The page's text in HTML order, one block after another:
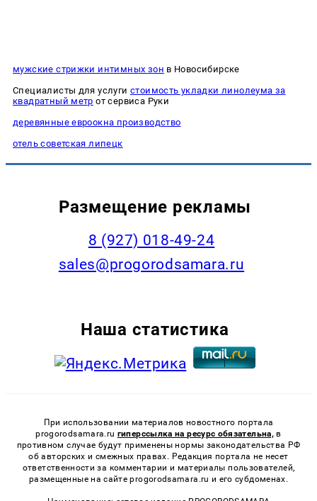
мужские стрижки интимных зон в Новосибирске
Специалисты для услуги стоимость укладки линолеума за
квадратный метр от сервиса Руки
деревянные евроокна производство
отель советская липецк
Размещение рекламы
8 (927) 018-49-24
sales@progorodsamara.ru
Наша статистика
При использовании материалов новостного портала
progorodsamara.ru гиперссылка на ресурс обязательна, в
противном случае будут применены нормы законодательства РФ
об авторских и смежных правах. Редакция портала не несет
ответственности за комментарии и материалы пользователей,
размещенные на сайте progorodsamara.ru и его субдоменах.